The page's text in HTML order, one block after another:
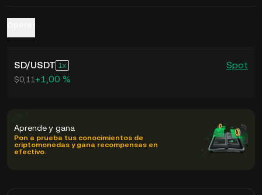
SD/USDT 1 Spot
$0,11 +1,00 %
Aprende y gana
Pon a prueba tus conocimientos de
criptomonedas y gana recompensas en
efectivo.